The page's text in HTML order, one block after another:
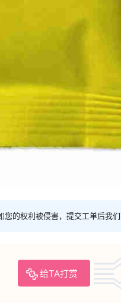
的权利被侵害，提交工单后我们
给TA打赏